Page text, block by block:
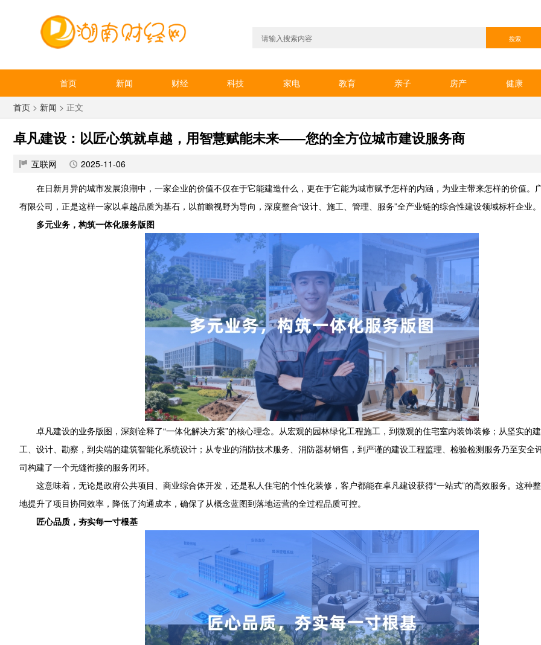
首页 新闻 财经 科技 家电 教育 亲子 房产
健康
首页 > 新闻 > 正文
卓凡建设：以匠心筑就卓越，用智慧赋能未来——您的全方位城市建设服务商
互联网
2025-11-06
在日新月异的城市发展浪潮中，一家企业的价值不仅在于它能建造什么，更在于它能为城市赋予怎样的内涵，为业主带来怎样的价值。
有限公司，正是这样一家以卓越品质为基石，以前瞻视野为导向，深度整合“设计、施工、管理、服务”全产业链的综合性建设领域标杆企业。
多元业务，构筑一体化服务版图
卓凡建设的业务版图，深刻诠释了“一体化解决方案”的核心理念。从宏观的园林绿化工程施工，到微观的住宅室内装饰装修；从坚实的
工、设计、勘察，到尖端的建筑智能化系统设计；从专业的消防技术服务、消防器材销售，到严谨的建设工程监理、检验检测服务乃至安全
司构建了一个无缝衔接的服务闭环。
这意味着，无论是政府公共项目、商业综合体开发，还是私人住宅的个性化装修，客户都能在卓凡建设获得“一站式”的高效服务。这种
地提升了项目协同效率，降低了沟通成本，确保了从概念蓝图到落地运营的全过程品质可控。
匠心品质，夯实每一寸根基